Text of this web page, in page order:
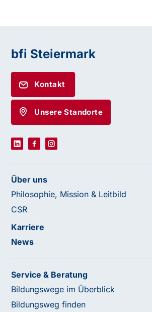
bfi Steiermark
Kontakt
Unsere Standorte
Über uns
Philosophie, Mission & Leitbild
CSR
Karriere
News
Service & Beratung
Bildungswege im Überblick
Bildungsweg finden